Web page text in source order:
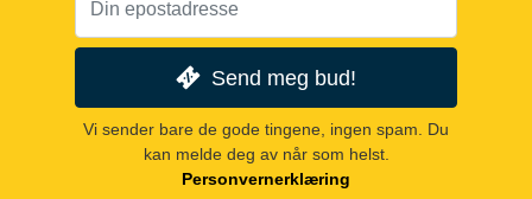
Send meg bud!
Vi sender bare de gode tingene, ingen spam. Du
kan melde deg av når som helst.
Personvernerklæring